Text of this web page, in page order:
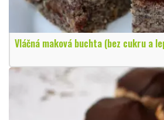
Vláčná maková buchta (bez cukru a